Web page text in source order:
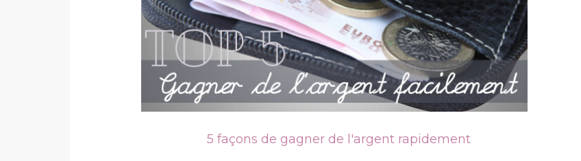
5 façons de gagner de l'argent rapidement